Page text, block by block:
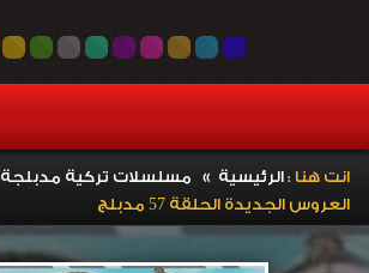
انت هنا :الرئيسية » مسلسلات تركية مدبلجة
العروس الجديدة الحلقة 57 مدبلج